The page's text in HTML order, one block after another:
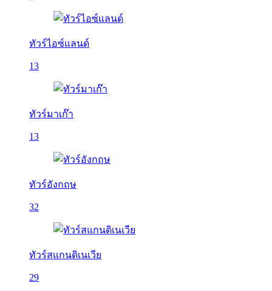
ทัวร์ไอซ์แลนด์
13
ทัวร์มาเก๊า
13
ทัวร์อังกฤษ
32
ทัวร์สแกนดิเนเวีย
29